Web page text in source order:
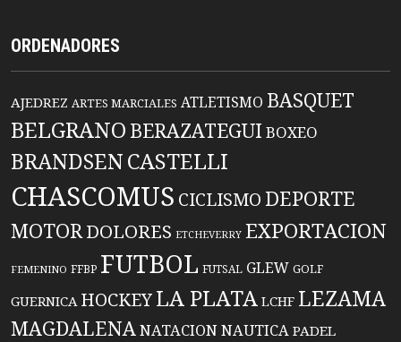
ORDENADORES
AJEDREZ ARTES MARCIALES ATLETISMO BASQUET
BELGRANO BERAZATEGUIBOXEO
BRANDSENCASTELLI
CHASCOMUS CICLISMO DEPORTE
MOTORDOLORES ETCHEVERRY EXPORTACION
FEMENINO FFBP FUTBOL FUTSAL GLEW GOLF
GUERNICA HOCKEYLA PLATA LCHF LEZAMA
MAGDALENANATACIONNAUTICA PADEL